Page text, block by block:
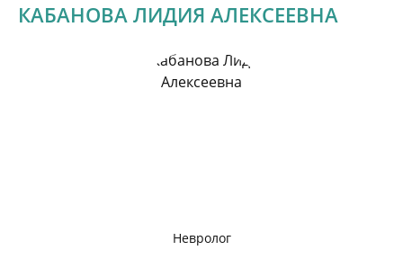
КАБАНОВА ЛИДИЯ АЛЕКСЕЕВНА
Невролог